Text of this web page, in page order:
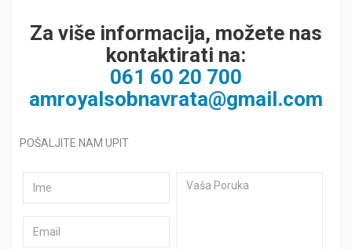
Za više informacija, možete nas
kontaktirati na:
061 60 20 700
amroyalsobnavrata@gmail.com
POŠALJITE NAM UPIT